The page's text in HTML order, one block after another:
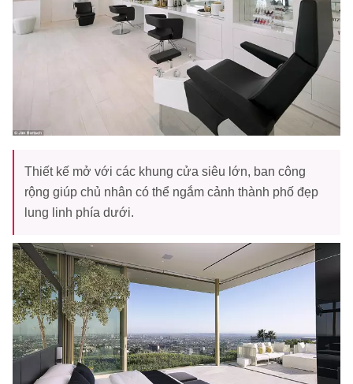
Thiết kế mở với các khung cửa siêu lớn, ban công
rộng giúp chủ nhân có thể ngắm cảnh thành phố đẹp
lung linh phía dưới.